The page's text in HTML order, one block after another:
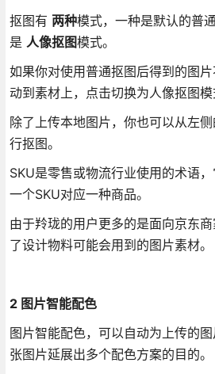
抠图有 两种模式，一种是默认的普
是 人像抠图模式。
如果你对使用普通抠图后得到的图
动到素材上，点击切换为人像抠图模
除了上传本地图片，你也可以从左侧
行抠图。
SKU是零售或物流行业使用的术语，
一个SKU对应一种商品。
由于羚珑的用户更多的是面向京东
了设计物料可能会用到的图片素材。
2 图片智能配色
图片智能配色，可以自动为上传的
张图片延展出多个配色方案的目的。